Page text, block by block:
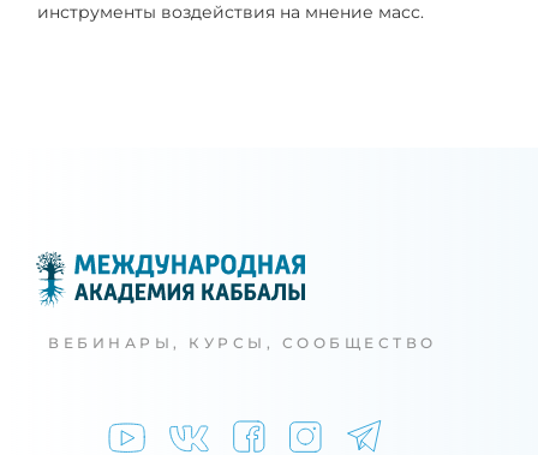
инструменты воздействия на мнение масс.
ВЕБИНАРЫ, КУРСЫ, СООБЩЕСТВО